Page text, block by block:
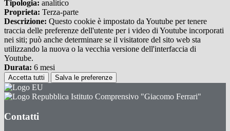
Tipologia: analitico
Proprieta: Terza-parte
Descrizione: Questo cookie è impostato da Youtube per tenere
traccia delle preferenze dell'utente per i video di Youtube incorporati
nei siti; può anche determinare se il visitatore del sito web sta
utilizzando la nuova o la vecchia versione dell'interfaccia di
Youtube.
Durata: 6 mesi
Accetta tutti Salva le preferenze
Istituto Comprensivo "Giacomo Ferrari"
Contatti